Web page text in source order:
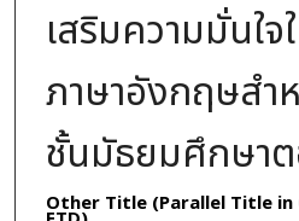
เสริมความมั่นใจ
ภาษาอังกฤษสำ
ชั้นมัธยมศึกษา
Other Title (Parallel Title